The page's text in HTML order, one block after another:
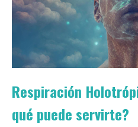
Respiración
qué puede servirte?